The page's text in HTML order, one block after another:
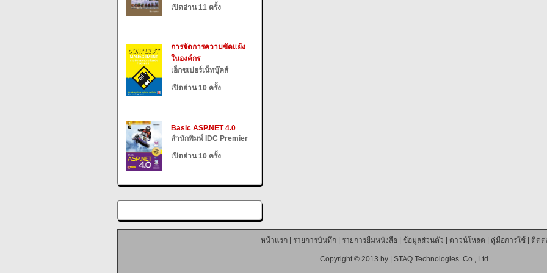
เปิดอ่าน 11 ครั้ง
การจัดการความขัดแย้ง
ในองค์กร
เอ็กซเปอร์เน็ทบุ๊คส์
เปิดอ่าน 10 ครั้ง
Basic ASP.NET 4.0
สำนักพิมพ์ IDC Premier
เปิดอ่าน 10 ครั้ง
หน้าแรก| รายการบันทึก| รายการยืมหนังสือ ข้อมูลส่วนตัว ดาวน์โหลด คู่มือการใช้| ติดต่
Copyright © 2013 by | STAQ Technologies. Co., Ltd.